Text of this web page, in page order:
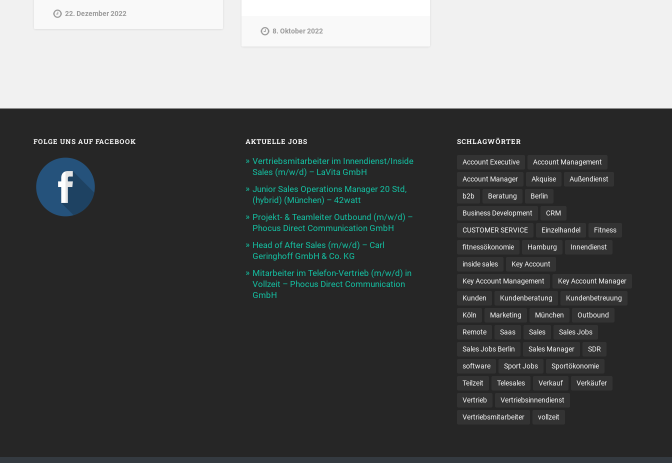
22. Dezember 2022
8. Oktober 2022
FOLGE UNS AUF FACEBOOK AKTUELLE JOBS
Vertriebsmitarbeiter im Innendienst/Inside
Sales (m/w/d) – LaVita GmbH
Junior Sales Operations Manager 20 Std,
(hybrid) (München) – 42watt
Projekt- & Teamleiter Outbound (m/w/d) –
Phocus Direct Communication GmbH
Head of After Sales (m/w/d) – Carl
Geringhoff GmbH & Co. KG
Mitarbeiter im Telefon-Vertrieb (m/w/d) in
Vollzeit – Phocus Direct Communication
GmbH
SCHLAGWÖRTER
Account Executive Account Management
Account Manager Akquise Außendienst
b2b Beratung Berlin
Business Development CRM
CUSTOMER SERVICE Einzelhandel Fitness
fitnessökonomie Hamburg Innendienst
inside sales Key Account
Key Account Management Key Account Manager
Kunden Kundenberatung Kundenbetreuung
Köln Marketing München Outbound
Remote Saas Sales Sales Jobs
Sales Jobs Berlin Sales Manager SDR
software Sport Jobs Sportökonomie
Teilzeit Telesales Verkauf Verkäufer
Vertrieb Vertriebsinnendienst
Vertriebsmitarbeiter vollzeit